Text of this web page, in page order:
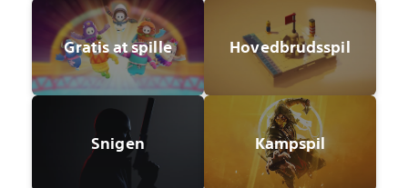
Gratis at spille Hovedbrudsspil
Snigen Kampspil